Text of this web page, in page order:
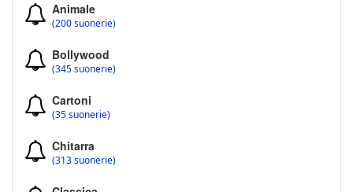
Animale
(200 suonerie)
Bollywood
(345 suonerie)
Cartoni
(35 suonerie)
Chitarra
(313 suonerie)